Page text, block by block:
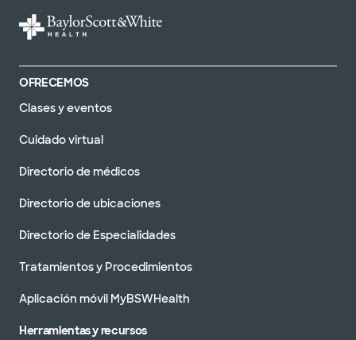
OFRECEMOS
Clases y eventos
Cuidado virtual
Directorio de médicos
Directorio de ubicaciones
Directorio de Especialidades
Tratamientos y Procedimientos
Aplicación móvil MyBSWHealth
Herramientas y recursos